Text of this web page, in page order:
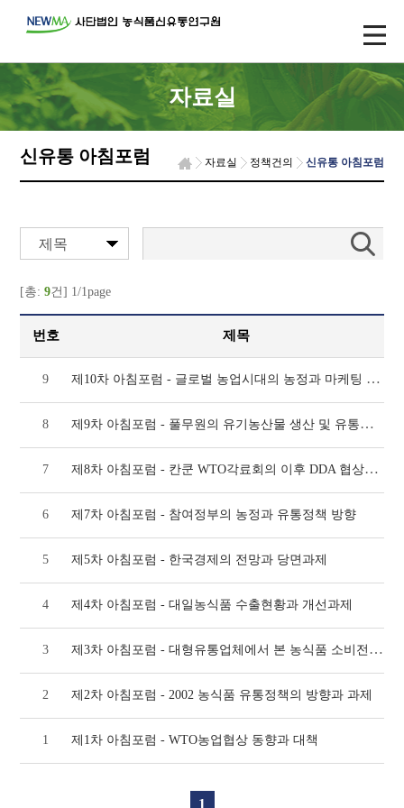
자료실
신유통 아침포럼 자료실 정책건의 신유통 아침포럼
제목
[총:9건] 1/1page
번호 제목
9 제10차 아침포럼 - 글로벌 농업시대의 농정과 마케팅 전략
8 제9차 아침포럼 - 풀무원의 유기농산물 생산 및 유통전략
7 제8차 아침포럼 - 칸쿤 WTO각료회의 이후 DDA 협상전망과 대응방안
6 제7차 아침포럼 - 참여정부의 농정과 유통정책 방향
5 제5차 아침포럼 - 한국경제의 전망과 당면과제
4 제4차 아침포럼 - 대일농식품 수출현황과 개선과제
3 제3차 아침포럼 - 대형유통업체에서 본 농식품 소비전망과 대응
2 제2차 아침포럼 - 2002 농식품 유통정책의 방향과 과제
1 제1차 아침포럼 - WTO농업협상 동향과 대책
1